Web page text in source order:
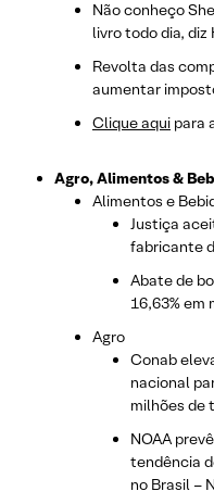
Não conheço
livro todo dia, diz
Revolta das
aumentar
Clique aqui para
Agro, Alimentos &
Alimentos e
Justiça
fabricante
Abate de
16,63% em
Agro
Conab
nacional
milhões de
NOAA
tendência
no Brasil –